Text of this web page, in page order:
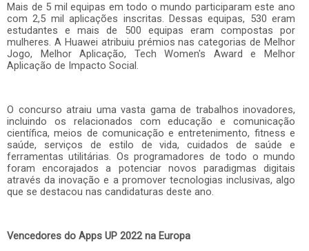
Mais de 5 mil equipas em todo o mundo participaram este ano
com 2,5 mil aplicações inscritas. Dessas equipas, 530 eram
estudantes e mais de 500 equipas eram compostas por
mulheres. A Huawei atribuiu prémios nas categorias de Melhor
Jogo, Melhor Aplicação, Tech Women's Award e Melhor
Aplicação de Impacto Social.
O concurso atraiu uma vasta gama de trabalhos inovadores,
incluindo os relacionados com educação e comunicação
científica, meios de comunicação e entretenimento, fitness e
saúde, serviços de estilo de vida, cuidados de saúde e
ferramentas utilitárias. Os programadores de todo o mundo
foram encorajados a potenciar novos paradigmas digitais
através da inovação e a promover tecnologias inclusivas, algo
que se destacou nas candidaturas deste ano.
Vencedores do Apps UP 2022 na Europa